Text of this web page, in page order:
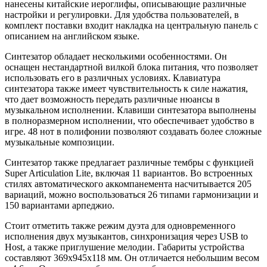
нанесены китайские иероглифы, описывающие различные
настройки и регулировки. Для удобства пользователей, в
комплект поставки входит накладка на центральную панель с
описанием на английском языке.
Синтезатор обладает несколькими особенностями. Он
оснащен нестандартной вилкой блока питания, что позволяет
использовать его в различных условиях. Клавиатура
синтезатора также имеет чувствительность к силе нажатия,
что дает возможность передать различные нюансы в
музыкальном исполнении. Клавиши синтезатора выполнены
в полноразмерном исполнении, что обеспечивает удобство в
игре. 48 нот в полифонии позволяют создавать более сложные
музыкальные композиции.
Синтезатор также предлагает различные тембры с функцией
Super Articulation Lite, включая 11 вариантов. Во встроенных
стилях автоматического аккомпанемента насчитывается 205
вариаций, можно воспользоваться 26 типами гармонизации и
150 вариантами арпеджио.
Стоит отметить также режим дуэта для одновременного
исполнения двух музыкантов, синхронизация через USB to
Host, а также приглушение мелодии. Габариты устройства
составляют 369х945х118 мм. Он отличается небольшим весом